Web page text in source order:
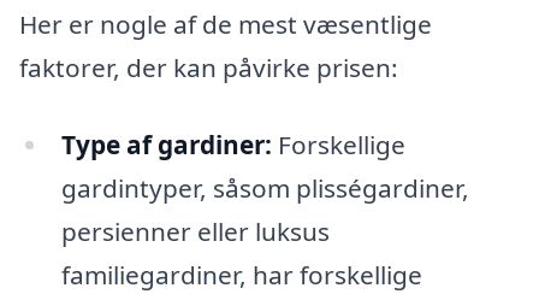
Her er nogle af de mest væsentlige
faktorer, der kan påvirke prisen:
Type af gardiner: Forskellige
gardintyper, såsom plisségardiner,
persienner eller luksus
familiegardiner, har forskellige